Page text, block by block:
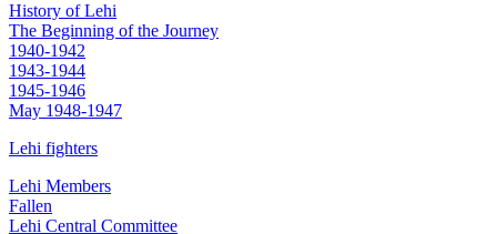
History of Lehi
The Beginning of the Journey
1940-1942
1943-1944
1945-1946
May 1948-1947
Lehi fighters
Lehi Members
Fallen
Lehi Central Committee